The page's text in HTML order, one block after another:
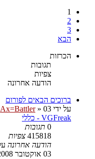
1
2
3
הבא
הכרזות
תגובות
צפיות
הודעה אחרונה
ברוכים הבאים לפורום
על ידי
Ax=Battler» 03 אוקטובר 2008, 14:38
VGFreak - כללי
0 תגובות
415818 צפיות
הודעה אחרונה
03 אוקטובר 2008, 14:38